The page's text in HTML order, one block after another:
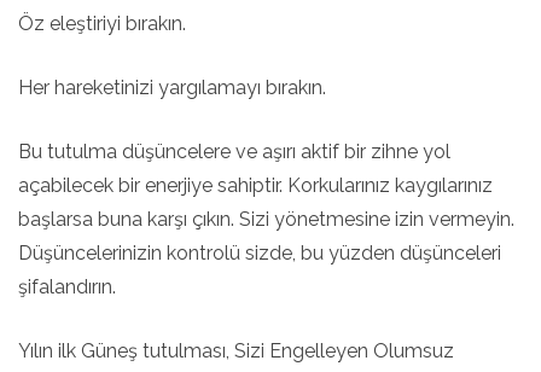
Öz eleştiriyi bırakın.
Her hareketinizi yargılamayı bırakın.
Bu tutulma düşüncelere ve aşırı aktif bir zihne yol
açabilecek bir enerjiye sahiptir. Korkularınız kaygılarınız
başlarsa buna karşı çıkın. Sizi yönetmesine izin vermeyin.
Düşüncelerinizin kontrolü sizde, bu yüzden düşünceleri
şifalandırın.
Yılın ilk Güneş tutulması, Sizi Engelleyen Olumsuz